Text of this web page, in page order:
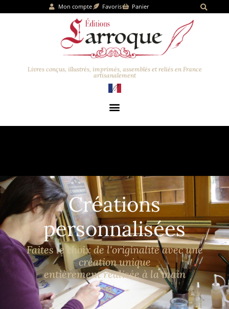
Mon compte Favoris Panier
Livres conçus, illustrés, imprimés, assemblés et reliés en France
artisanalement
Créations
personnalisées
Faites le choix de l'originalité avec une
création unique
entièrement réalisée à la main